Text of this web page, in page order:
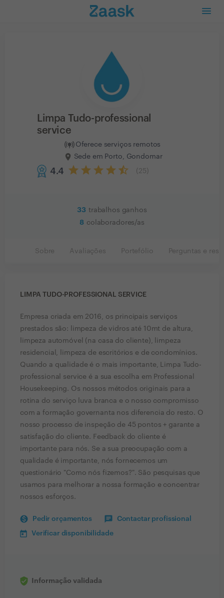
Limpa Tudo-professional
service
Oferece serviços remotos
Sede em Porto, Gondomar
4.4 25
33 trabalhos ganhos
8 colaboradores/as
Sobre Avaliações Portefólio Perguntas e
LIMPA TUDO-PROFESSIONAL SERVICE
Empresa criada em 2016, os principais serviços
prestados são: limpeza de vidros até 10mt de altura,
limpeza automóvel (na casa do cliente), limpeza
residencial, limpeza de escritórios e de condomínios.
Quando a qualidade é o mais importante, Limpa Tudo-
professional service é a sua escolha em Professional
Housekeeping. Os nossos métodos originais para a
rotina do serviço luva branca e o nosso compromisso
com a formação governanta nos diferencia do resto. O
nosso processo de inspeção de 45 pontos + garante a
satisfação do cliente. Feedback do cliente é
importante para nós. Se a sua preocupação com a
qualidade é importante, nós fornecemos um
questionário "Como nós fizemos?". São pesquisas que
usamos para melhorar a nossa formação e concentrar
nossos esforços.
Pedir orçamentos Contactar profissional
Verificar disponibilidade
Informação validada